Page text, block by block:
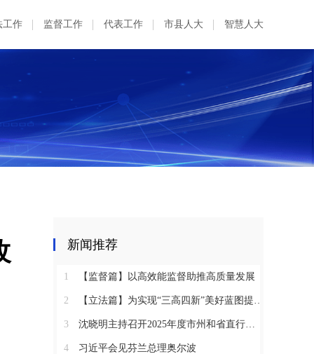
工作 监督工作 代表工作 市县人大 智慧人大
新闻推荐
1 【监督篇】以高效能监督助推高质量发展
2 【立法篇】为实现“三高四新”美好蓝图提供坚实法治保障
3 沈晓明主持召开2025年度市州和省直行业系统党（工）委书记抓基层党建工作述职评议会议
4 习近平会见芬兰总理奥尔波